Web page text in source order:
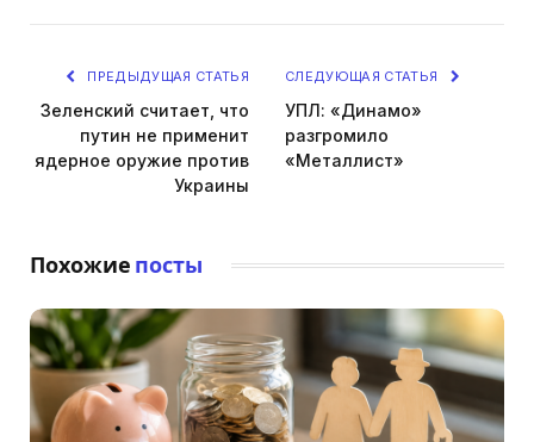
ПРЕДЫДУЩАЯ СТАТЬЯ
Зеленский считает, что
путин не применит
ядерное оружие против
Украины
СЛЕДУЮЩАЯ СТАТЬЯ
УПЛ: «Динамо»
разгромило
«Металлист»
Похожие посты